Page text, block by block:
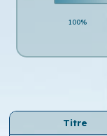
100%
Titre